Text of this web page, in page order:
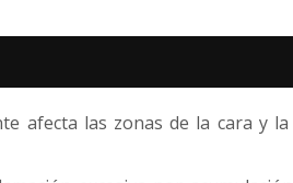
afecta las zonas de la cara y